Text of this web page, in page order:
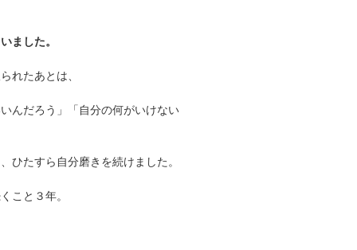
ました。
れたあとは、
んだろう」「自分の何がいけない
ひたすら自分磨きを続けました。
こと３年。